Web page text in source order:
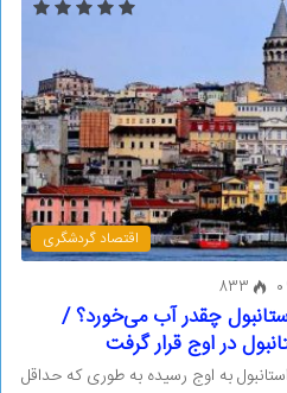
اقتصاد گردشگری
0
833
چقدر آب می‌خورد؟ /
در اوج قرار گرفت
به اوج رسیده به طوری که حداقل